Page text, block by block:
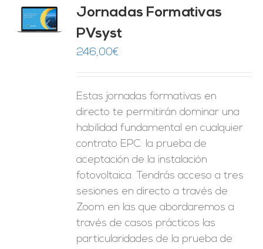
Jornadas Formativas
PVsyst
246,00€
Estas jornadas formativas en
directo te permitirán dominar una
habilidad fundamental en cualquier
contrato EPC: la prueba de
aceptación de la instalación
fotovoltaica. Tendrás acceso a tres
sesiones en directo a través de
Zoom en las que abordaremos a
través de casos prácticos las
particularidades de la prueba de